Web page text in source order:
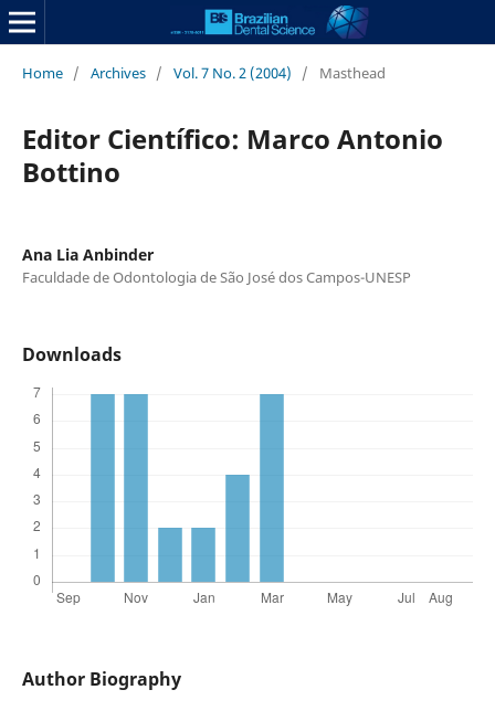
Home / Archives / Vol. 7 No. 2 (2004) / Masthead
Editor Científico: Marco Antonio
Bottino
Ana Lia Anbinder
Faculdade de Odontologia de São José dos Campos-UNESP
Downloads
Author Biography